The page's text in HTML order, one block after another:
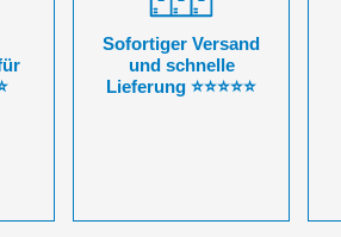
Sofortiger Versand
und schnelle
Lieferung ⭐⭐⭐⭐⭐